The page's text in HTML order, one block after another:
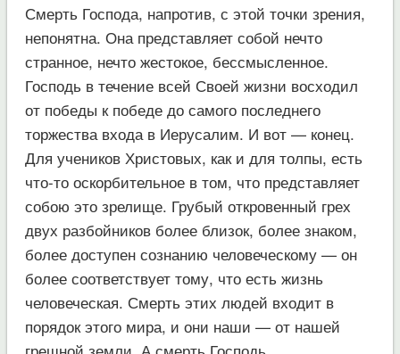
Смерть Господа, напротив, с этой точки зрения,
непонятна. Она представляет собой нечто
странное, нечто жестокое, бессмысленное.
Господь в течение всей Своей жизни восходил
от победы к победе до самого последнего
торжества входа в Иерусалим. И вот — конец.
Для учеников Христовых, как и для толпы, есть
что-то оскорбительное в том, что представляет
собою это зрелище. Грубый откровенный грех
двух разбойников более близок, более знаком,
более доступен сознанию человеческому — он
более соответствует тому, что есть жизнь
человеческая. Смерть этих людей входит в
порядок этого мира, и они наши — от нашей